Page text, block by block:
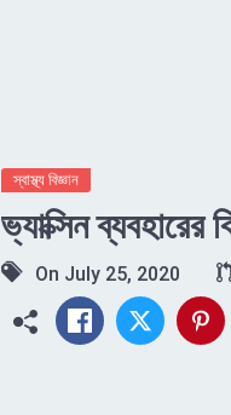
স্বাস্থ্য বিজ্ঞান
ভ্যাক্সিন ব্যবহারের
On July 25, 2020